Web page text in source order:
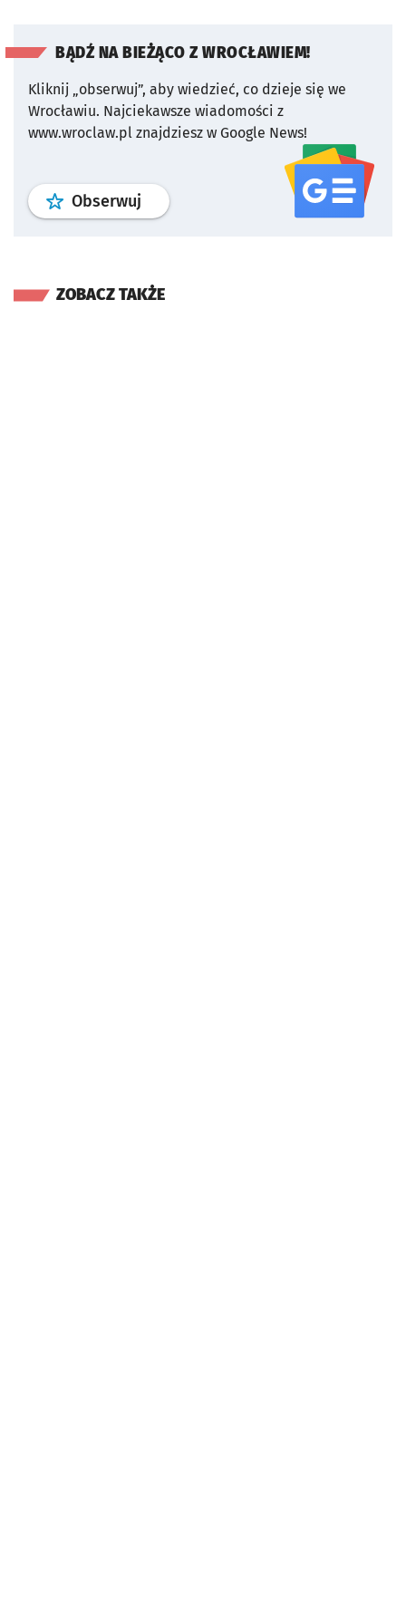
BĄDŹ NA BIEŻĄCO Z WROCŁAWIEM!
Kliknij „obserwuj”, aby wiedzieć, co dzieje się we
Wrocławiu. Najciekawsze wiadomości z
www.wroclaw.pl znajdziesz w Google News!
Obserwuj profil serwisu
ZOBACZ TAKŻE